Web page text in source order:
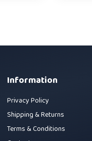
Information
Privacy Policy
Shipping & Returns
Terms & Conditions